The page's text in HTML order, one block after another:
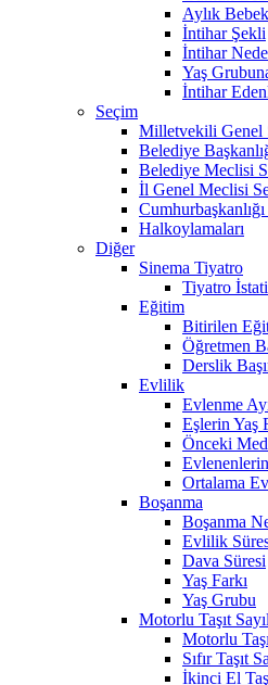
Aylık
İntihar Şekli
İntihar
Yaş
İntihar
Seçim
Milletvekili Genel
Belediye
Belediye Meclisi
İl Genel Meclisi
Halkoylamaları
Diğer
Sinema Tiyatro
Tiyatro
Eğitim
Bitirilen
Öğretmen
Derslik
Evlilik
Evlenme
Eşlerin Yaş
Önceki
Ortalama
Boşanma
Boşanma
Evlilik
Dava Süresi
Yaş Farkı
Yaş Grubu
Motorlu Taşıt
Motorlu
Sıfır Taşıt
İkinci El